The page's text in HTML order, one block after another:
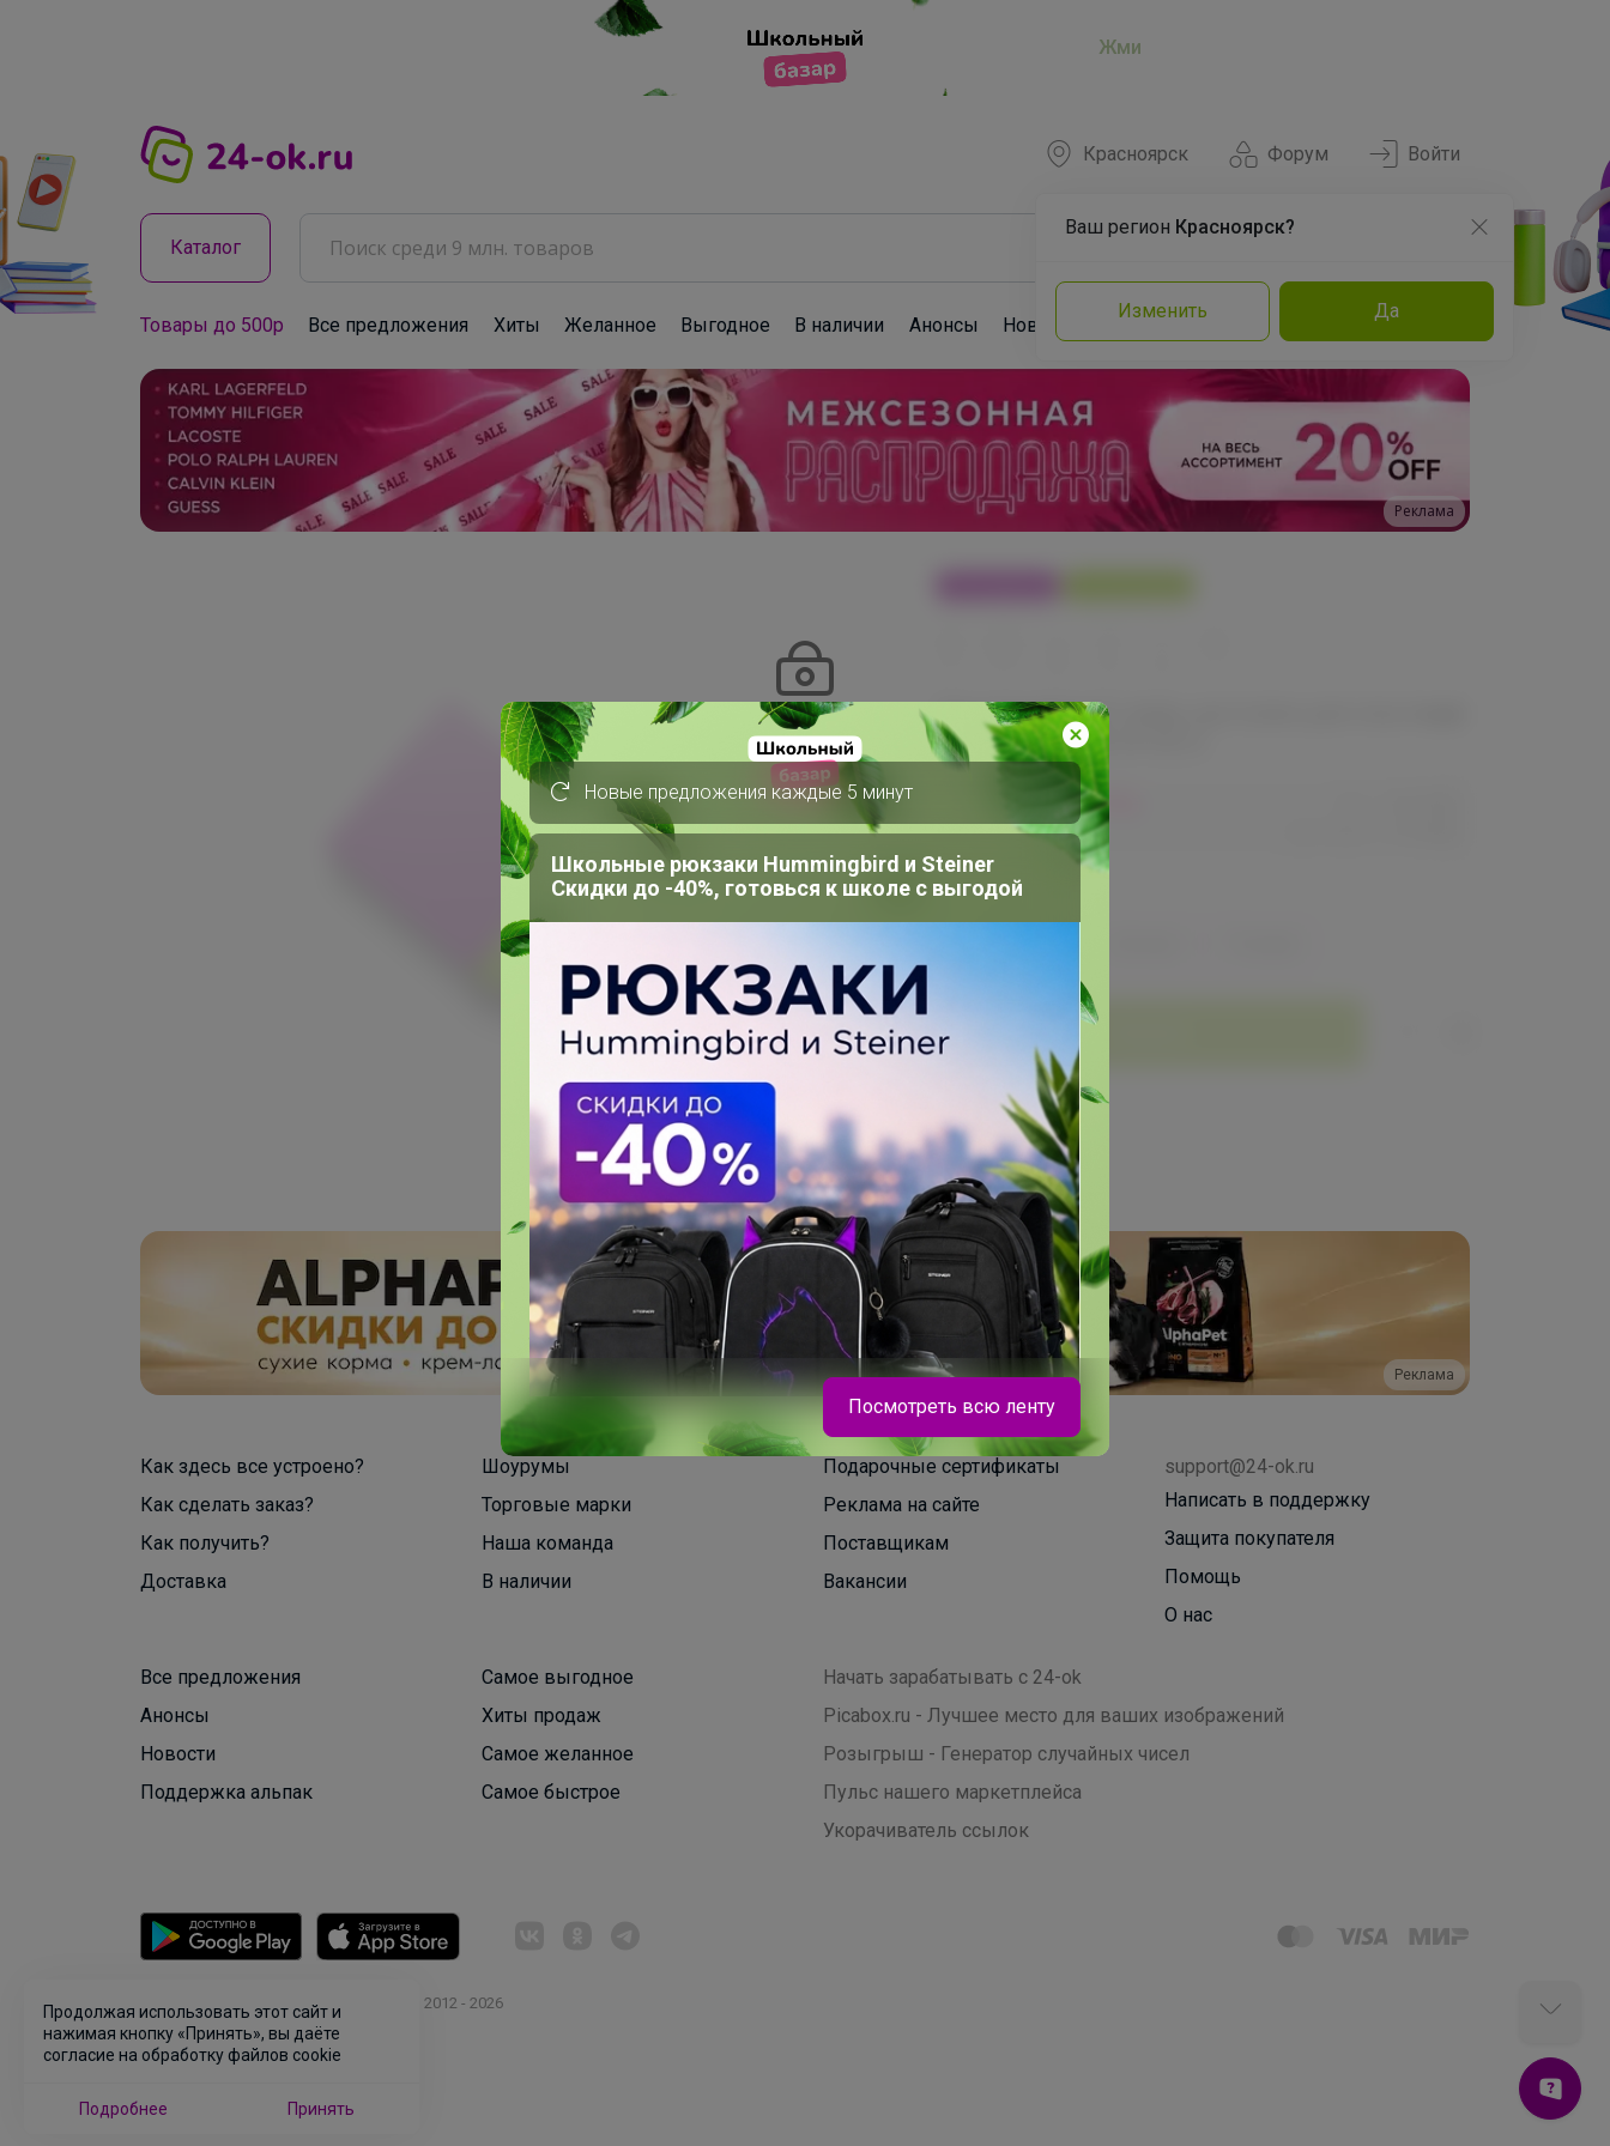
Жми
Форум
Красноярск
Ваш регион Красноярск?
Изменить Да
Войти
Каталог
Товары до 500р Все предложения Хиты Желанное Выгодное В наличии Анонсы Новости Команда Эксперты
Реклама
Эксклюзивный товар, доступен для опытных
пользователей 24-ok.ru
от 248 680,40р
486 320,40р
Цвет
Эксклюзивный товар
Товар доступендля зарегистрированных,
опытных пользователей 24-ok.ru
Войти
Реклама
Как здесь все устроено?
Как сделать заказ?
Как получить?
Доставка
Шоурумы
Торговые марки
Наша команда
В наличии
Подарочные сертификаты
Реклама на сайте
Поставщикам
Вакансии
support@24-ok.ru
Написать в поддержку
Защита покупателя
Помощь
О нас
Все предложения
Анонсы
Новости
Поддержка альпак
Самое выгодное
Хиты продаж
Самое желанное
Самое быстрое
Начать зарабатывать с 24-ok
Picabox.ru - Лучшее место для ваших изображений
Розыгрыш - Генератор случайных чисел
Пульс нашего маркетплейса
Укорачиватель ссылок
© ООО "Лявита", ОГРН 1122468054070, 2012 - 2026
Политика конфиденциальности
Cоглашение пользователя
Новые предложения каждые 5 минут
Школьные рюкзаки Hummingbird и Steiner
Скидки до -40%, готовься к школе с выгодой
Стильные школьные рюкзаки и аксессуары,
которые точно выделят среди остальных — по
Посмотреть всю ленту
Продолжая использовать этот сайт и
нажимая кнопку «Принять», вы даёте
согласие на обработку файлов cookie
Подробнее Принять